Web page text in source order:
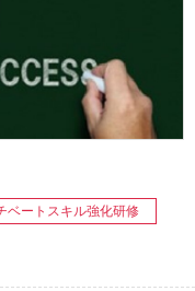
ベートスキル強化研修